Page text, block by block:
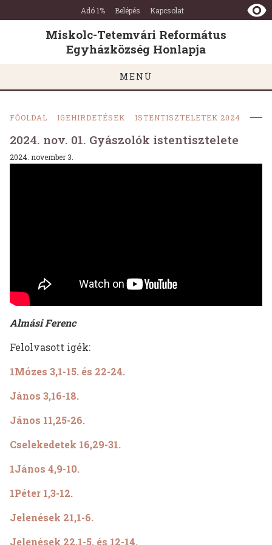
Miskolc-
Tetemvári
Református
Egyházközség
Honlapja
Ugrás a tartalomra
Ugrás a láblécre
Adó 1% Belépés Kapcsolat
Miskolc-Tetemvári Református
Egyházközség Honlapja
MENÜ
FŐOLDAL IGEHIRDETÉSEK ISTENTISZTELETEK 2024
2024. nov. 01. Gyászolók istentisztelete
2024. november 3.
Almási Ferenc
Felolvasott igék:
1Mózes 3,1-15. és 22-24.
János 3,16-18.
János 11,25-26.
Cselekedetek 16,29-31.
1János 4,9-10.
1Péter 1,3-12.
Jelenések 21,1-6.
Jelenések 22,1-5. és 12-14.